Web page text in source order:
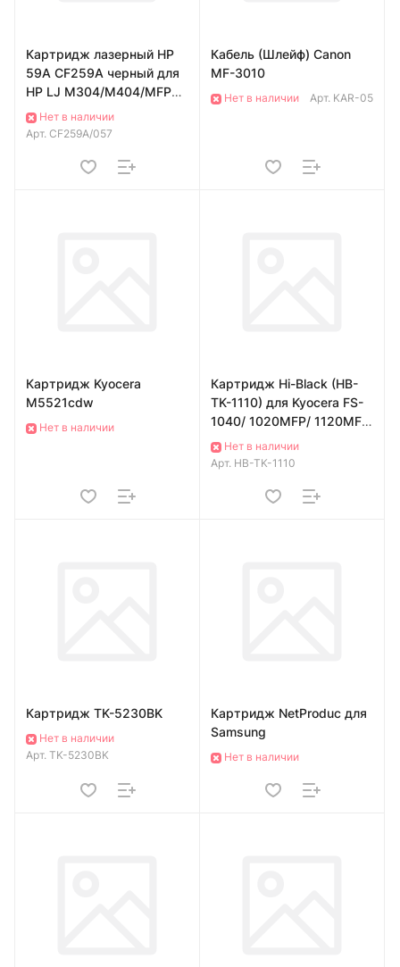
Картридж лазерный HP
59A CF259A черный для
HP LJ M304/M404/MFP
M428Нет в наличии
Арт. CF259A/057
Кабель (Шлейф) Canon
MF-3010
Нет в наличии Арт. KAR-05
Картридж Kyocera
M5521cdw
Нет в наличии
Картридж Hi-Black (HB-
TK-1110) для Kyocera FS-
1040/ 1020MFP/ 1120MFP,
чёрный
Нет в наличии
Арт. HB-TK-1110
Картридж TK-5230BK
Нет в наличии
Арт. TK-5230BK
Картридж NetProduc для
Samsung
Нет в наличии